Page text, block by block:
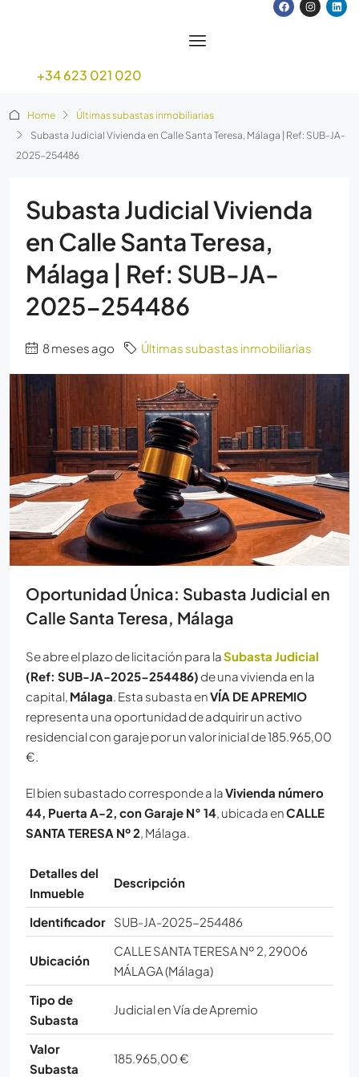
+34 623 021 020
Home
Últimas subastas inmobiliarias
Subasta Judicial Vivienda en Calle Santa Teresa, Málaga | Ref: SUB-JA-
2025-254486
Subasta Judicial Vivienda
en Calle Santa Teresa,
Málaga | Ref: SUB-JA-
2025-254486
8 meses ago Últimas subastas inmobiliarias
Oportunidad Única: Subasta Judicial en
Calle Santa Teresa, Málaga
Se abre el plazo de licitación para laSubasta Judicial
(Ref: SUB-JA-2025-254486) de una vivienda en la
capital, Málaga. Esta subasta enVÍA DE APREMIO
representa una oportunidad de adquirir un activo
residencial con garaje por un valor inicial de 185.965,00
€.
El bien subastado corresponde a laVivienda número
44, Puerta A-2, con Garaje N° 14, ubicada enCALLE
SANTA TERESA Nº 2, Málaga.
Detalles del
Inmueble
Descripción
Identificador SUB-JA-2025-254486
Ubicación
CALLE SANTA TERESA Nº 2, 29006
MÁLAGA (Málaga)
Tipo de
Subasta
Judicial en Vía de Apremio
Valor
Subasta
185.965,00 €